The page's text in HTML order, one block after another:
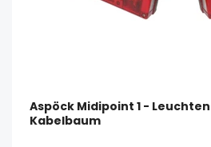
Aspöck Midipoint 1 -
Kabelbaum